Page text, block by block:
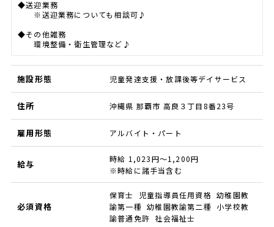
◆送迎業務
※送迎業務についても相談可♪
◆その他雑務
環境整備・衛生管理など♪
施設形態 児童発達支援・放課後等デイサービス
住所 沖縄県 那覇市 高良３丁目8番23号
雇用形態 アルバイト・パート
給与
時給 1,023円～1,200円
※時給に諸手当含む
必須資格
保育士 児童指導員任用資格 幼稚園教
諭第一種 幼稚園教諭第二種 小学校教
諭普通免許 社会福祉士